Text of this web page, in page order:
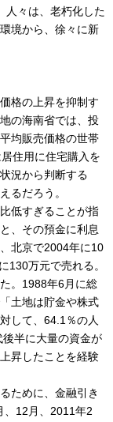
人々は、老朽化した
境から、徐々に新
格の上昇を抑制す
の海南省では、投
均販売価格の世帯
住用に住宅購入を
況から判断する
るだろう。
低すぎることが指
、その預金に利息
北京で2004年に10
130万元で売れる。
。1988年6月に総
土地は貯金や株式
して、64.1％の人
半に大量の資金が
昇したことを経験
ために、金融引き
、12月、2011年2